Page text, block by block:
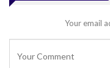
Your email